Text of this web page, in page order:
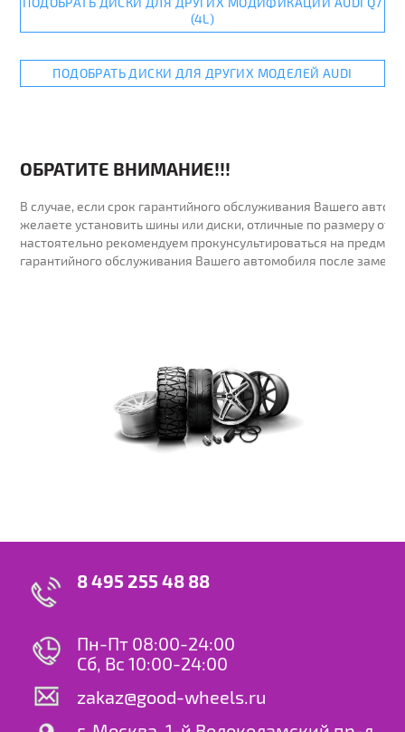
(4L)
ПОДОБРАТЬ ДИСКИ ДЛЯ ДРУГИХ МОДЕЛЕЙ AUDI
ОБРАТИТЕ ВНИМАНИЕ!!!
В случае, если срок гарантийного обслуживания Вашего
желаете установить шины или диски, отличные по размеру от
настоятельно рекомендуем прокунсультироваться на предмет
гарантийного обслуживания Вашего автомобиля после
8 495 255 48 88
Пн-Пт 08:00-24:00
Сб, Вс 10:00-24:00
zakaz@good-wheels.ru